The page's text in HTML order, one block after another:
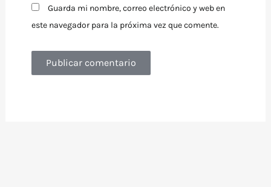
Guarda mi nombre, correo electrónico y web en
este navegador para la próxima vez que comente.